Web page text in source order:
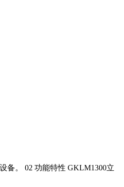
备。 02 功能特性 GKLM1300立